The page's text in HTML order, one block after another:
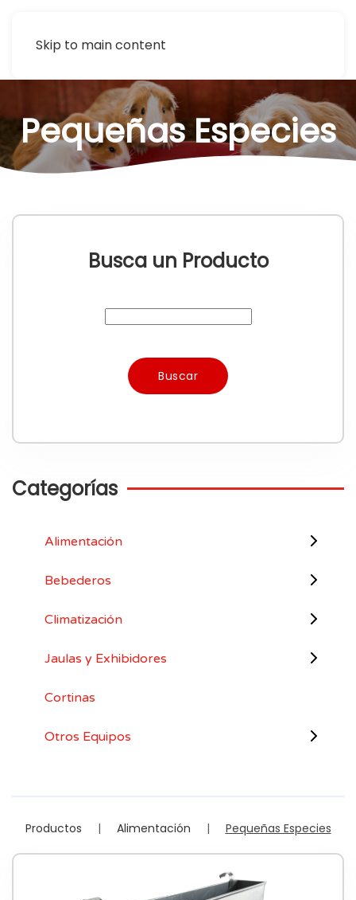
Skip to main content
Pequeñas Especies
Busca un Producto
Buscar
Categorías
Alimentación
Bebederos
Climatización
Jaulas y Exhibidores
Cortinas
Otros Equipos
Productos Alimentación Pequeñas Especies